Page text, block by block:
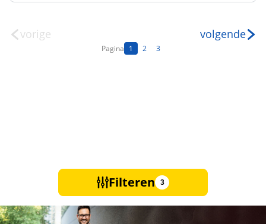
vorige
Pagina 1 2 3
volgende
Filteren 3